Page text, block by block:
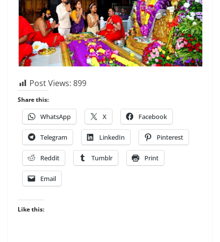
Post Views: 899
Share this:
WhatsApp X Facebook
Telegram LinkedIn Pinterest
Reddit Tumblr Print
Email
Like this: